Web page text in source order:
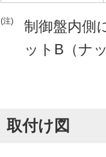
(注)
制御盤内側
ットB（ナ
取付け図